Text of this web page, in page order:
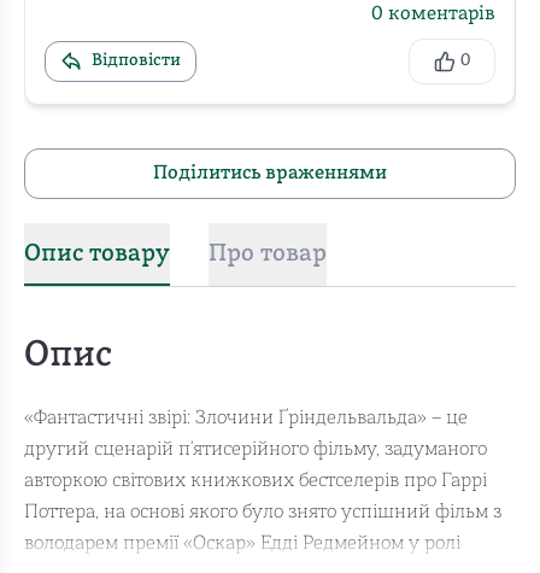
0 коментарів
Відповісти 0
Поділитись враженнями
Опис товару Про товар
Опис
«Фантастичні звірі: Злочини Ґріндельвальда» – це
другий сценарій п’ятисерійного фільму, задуманого
авторкою світових книжкових бестселерів про Гаррі
Поттера, на основі якого було знято успішний фільм з
володарем премії «Оскар» Едді Редмейном у ролі